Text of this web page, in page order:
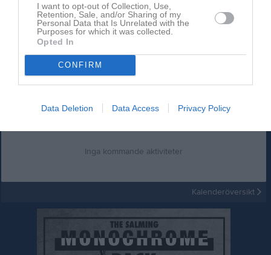
I want to opt-out of Collection, Use,
Retention, Sale, and/or Sharing of my
Personal Data that Is Unrelated with the
Purposes for which it was collected.
Opted In
CONFIRM
Data Deletion Data Access Privacy Policy
Inget album finns skapat
Logga in som administratör och skapa ert första album
På gång Kalender
Inga kommande aktiviteter
Kalenderöversikt